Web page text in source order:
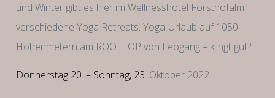
und Winter gibt es hier im Wellnesshotel Forsthofalm
verschiedene Yoga Retreats. Yoga-Urlaub auf 1050
Höhenmetern am ROOFTOP von Leogang – klingt gut?
Donnerstag 20. – Sonntag, 23. Oktober 2022